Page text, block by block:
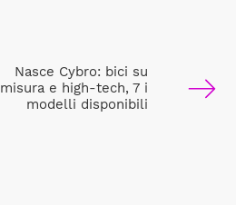
Nasce Cybro: bici su
misura e high-tech, 7 i
modelli disponibili